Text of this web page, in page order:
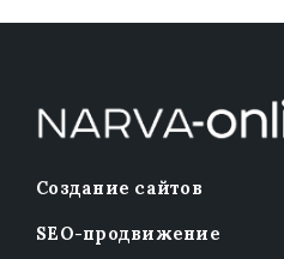
Создание сайтов
SEO-продвижение